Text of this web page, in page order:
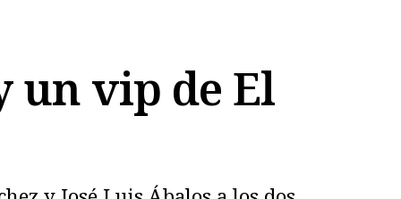
un vip de El